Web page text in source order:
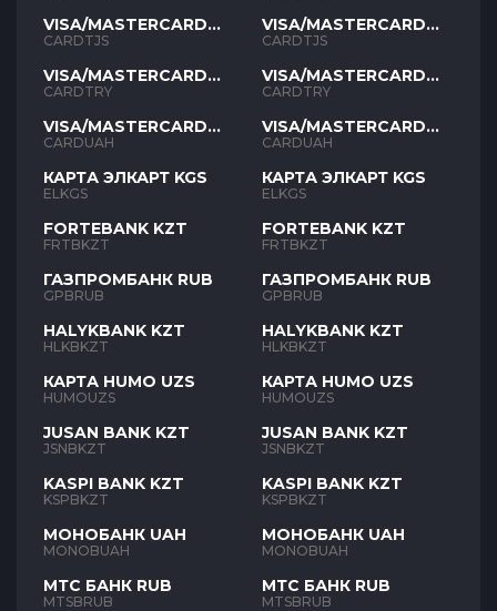
VISA/MASTERCARD
TJS
CARDTJS
VISA/MASTERCARD
TYR
CARDTRY
VISA/MASTERCARD
UAH
CARDUAH
КАРТА ЭЛКАРТ KGS
ELKGS
FORTEBANK KZT
FRTBKZT
ГАЗПРОМБАНК RUB
GPBRUB
HALYKBANK KZT
HLKBKZT
КАРТА HUMO UZS
HUMOUZS
JUSAN BANK KZT
JSNBKZT
KASPI BANK KZT
KSPBKZT
МОНОБАНК UAH
MONOBUAH
МТС БАНК RUB
MTSBRUB
VISA/MASTERCARD
TJS
CARDTJS
VISA/MASTERCARD
TYR
CARDTRY
VISA/MASTERCARD
UAH
CARDUAH
КАРТА ЭЛКАРТ KGS
ELKGS
FORTEBANK KZT
FRTBKZT
ГАЗПРОМБАНК RUB
GPBRUB
HALYKBANK KZT
HLKBKZT
КАРТА HUMO UZS
HUMOUZS
JUSAN BANK KZT
JSNBKZT
KASPI BANK KZT
KSPBKZT
МОНОБАНК UAH
MONOBUAH
МТС БАНК RUB
MTSBRUB